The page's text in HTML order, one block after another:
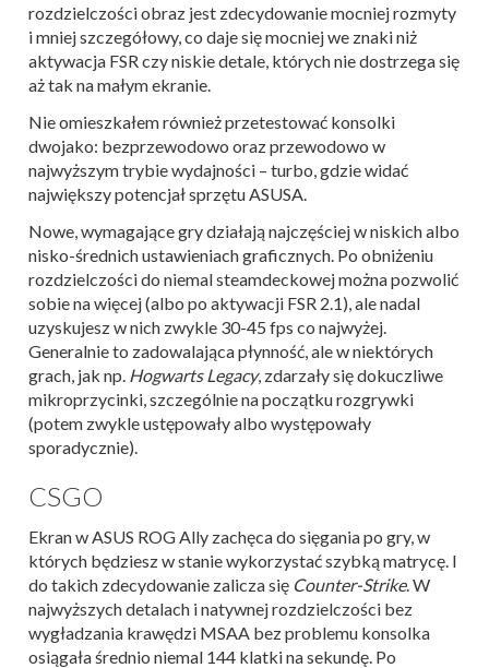
rozdzielczości obraz jest zdecydowanie mocniej rozmyty
i mniej szczegółowy, co daje się mocniej we znaki niż
aktywacja FSR czy niskie detale, których nie dostrzega się
aż tak na małym ekranie.
Nie omieszkałem również przetestować konsolki
dwojako: bezprzewodowo oraz przewodowo w
najwyższym trybie wydajności – turbo, gdzie widać
największy potencjał sprzętu ASUSA.
Nowe, wymagające gry działają najczęściej w niskich albo
nisko-średnich ustawieniach graficznych. Po obniżeniu
rozdzielczości do niemal steamdeckowej można pozwolić
sobie na więcej (albo po aktywacji FSR 2.1), ale nadal
uzyskujesz w nich zwykle 30-45 fps co najwyżej.
Generalnie to zadowalająca płynność, ale w niektórych
grach, jak np. Hogwarts Legacy, zdarzały się dokuczliwe
mikroprzycinki, szczególnie na początku rozgrywki
(potem zwykle ustępowały albo występowały
sporadycznie).
CSGO
Ekran w ASUS ROG Ally zachęca do sięgania po gry, w
których będziesz w stanie wykorzystać szybką matrycę. I
do takich zdecydowanie zalicza się Counter-Strike. W
najwyższych detalach i natywnej rozdzielczości bez
wygładzania krawędzi MSAA bez problemu konsolka
osiągała średnio niemal 144 klatki na sekundę. Po